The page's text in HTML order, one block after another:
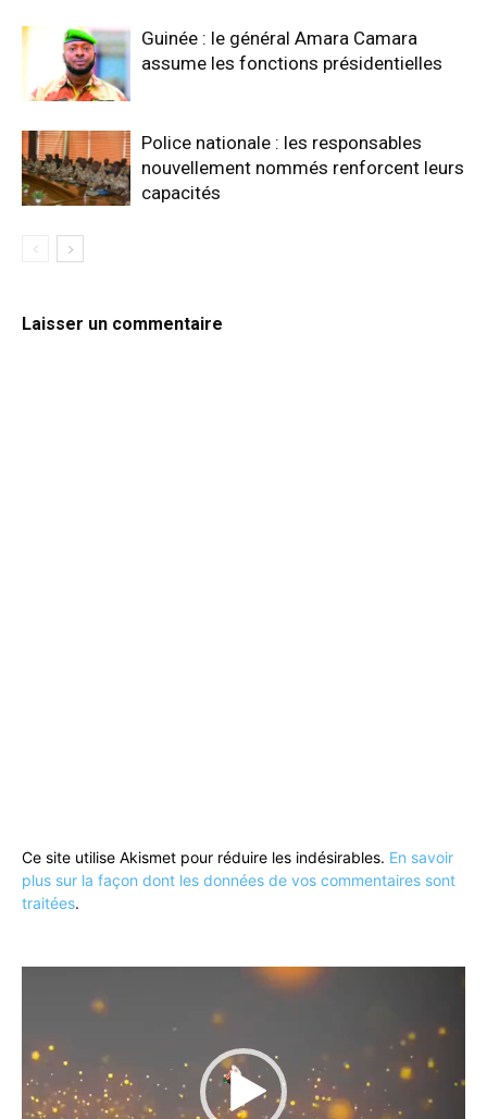
Guinée : le général Amara Camara
assume les fonctions présidentielles
Police nationale : les responsables
nouvellement nommés renforcent leurs
capacités
Laisser un commentaire
Ce site utilise Akismet pour réduire les indésirables. En savoir
plus sur la façon dont les données de vos commentaires sont
traitées.